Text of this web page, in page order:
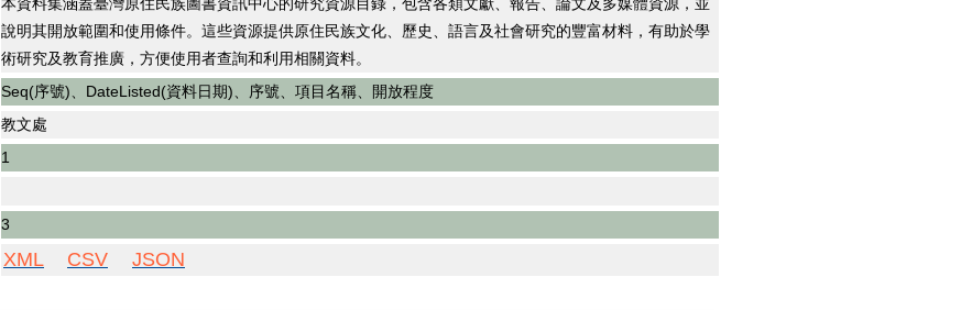
說明其開放範圍和使用條件。這些資源提供原住民族文化、歷史、語言及社會研究的豐富材料，有助於學
術研究及教育推廣，方便使用者查詢和利用相關資料。
Seq(序號)、DateListed(資料日期)、序號、項目名稱、開放程度
教文處
1
3
XML CSV JSON